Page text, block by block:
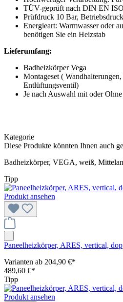
TÜV-geprüft nach DIN EN
Prüfdruck 10 Bar,
Energieart: Warmwasser oder
benötigen Sie ein Heizstab
Lieferumfang:
Badheizkörper Vega
Montageset (
Entlüftungsventil)
Je nach Auswahl mit oder
Kategorie
Diese Produkte könnten Ihnen auch
Badheizkörper, VEGA, weiß,
Tipp
Produkt ansehen
Paneelheizkörper, ARES, vertical,
Varianten ab 204,90 €*
489,60 €*
Tipp
Produkt ansehen